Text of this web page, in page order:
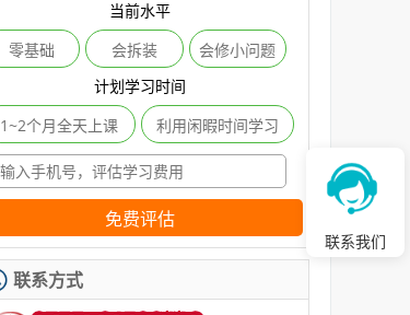
当前水平
零基础
会拆装
会修小问题
计划学习时间
1~2个月全天上课
利用闲暇时间学习
免费评估
联系方式
联系我们